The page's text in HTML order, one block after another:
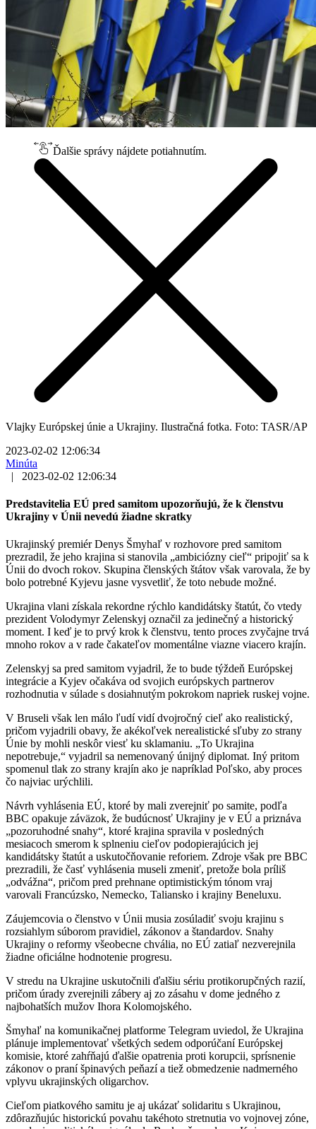
Ďalšie správy nájdete potiahnutím.
Vlajky Európskej únie a Ukrajiny. Ilustračná fotka. Foto: TASR/AP
2023-02-02 12:06:34
Minúta
|
2023-02-02 12:06:34
Predstavitelia EÚ pred samitom upozorňujú, že k členstvu
Ukrajiny v Únii nevedú žiadne skratky
Ukrajinský premiér Denys Šmyhaľ v rozhovore pred samitom
prezradil, že jeho krajina si stanovila „ambiciózny cieľ“ pripojiť sa k
Únii do dvoch rokov. Skupina členských štátov však varovala, že by
bolo potrebné Kyjevu jasne vysvetliť, že toto nebude možné.
Ukrajina vlani získala rekordne rýchlo kandidátsky štatút, čo vtedy
prezident Volodymyr Zelenskyj označil za jedinečný a historický
moment. I keď je to prvý krok k členstvu, tento proces zvyčajne trvá
mnoho rokov a v rade čakateľov momentálne viazne viacero krajín.
Zelenskyj sa pred samitom vyjadril, že to bude týždeň Európskej
integrácie a Kyjev očakáva od svojich európskych partnerov
rozhodnutia v súlade s dosiahnutým pokrokom napriek ruskej vojne.
V Bruseli však len málo ľudí vidí dvojročný cieľ ako realistický,
pričom vyjadrili obavy, že akékoľvek nerealistické sľuby zo strany
Únie by mohli neskôr viesť ku sklamaniu. „To Ukrajina
nepotrebuje,“ vyjadril sa nemenovaný únijný diplomat. Iný pritom
spomenul tlak zo strany krajín ako je napríklad Poľsko, aby proces
čo najviac urýchlili.
Návrh vyhlásenia EÚ, ktoré by mali zverejniť po samite, podľa
BBC opakuje záväzok, že budúcnosť Ukrajiny je v EÚ a priznáva
„pozoruhodné snahy“, ktoré krajina spravila v posledných
mesiacoch smerom k splneniu cieľov podopierajúcich jej
kandidátsky štatút a uskutočňovanie reforiem. Zdroje však pre BBC
prezradili, že časť vyhlásenia museli zmeniť, pretože bola príliš
„odvážna“, pričom pred prehnane optimistickým tónom vraj
varovali Francúzsko, Nemecko, Taliansko i krajiny Beneluxu.
Záujemcovia o členstvo v Únii musia zosúladiť svoju krajinu s
rozsiahlym súborom pravidiel, zákonov a štandardov. Snahy
Ukrajiny o reformy všeobecne chvália, no EÚ zatiaľ nezverejnila
žiadne oficiálne hodnotenie progresu.
V stredu na Ukrajine uskutočnili ďalšiu sériu protikorupčných razií,
pričom úrady zverejnili zábery aj zo zásahu v dome jedného z
najbohatších mužov Ihora Kolomojského.
Šmyhaľ na komunikačnej platforme Telegram uviedol, že Ukrajina
plánuje implementovať všetkých sedem odporúčaní Európskej
komisie, ktoré zahŕňajú ďalšie opatrenia proti korupcii, sprísnenie
zákonov o praní špinavých peňazí a tiež obmedzenie nadmerného
vplyvu ukrajinských oligarchov.
Cieľom piatkového samitu je aj ukázať solidaritu s Ukrajinou,
zdôrazňujúc historickú povahu takéhoto stretnutia vo vojnovej zóne,